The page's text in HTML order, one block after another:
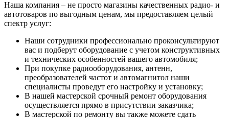
Наша компания – не просто магазины качественных радио- и
автотоваров по выгодным ценам, мы предоставляем целый
спектр услуг:
Наши сотрудники профессионально проконсультируют
вас и подберут оборудование с учетом конструктивных
и технических особенностей вашего автомобиля;
При покупке радиооборудования, антенн,
преобразователей частот и автомагнитол наши
специалисты проведут его настройку и установку;
В нашей мастерской срочный ремонт оборудования
осуществляется прямо в присутствии заказчика;
В мастерской по ремонту вы также можете сдать